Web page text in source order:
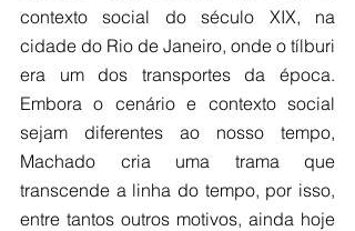
contexto social do século XIX, na
cidade do Rio de Janeiro, onde o tílburi
era um dos transportes da época.
Embora o cenário e contexto social
sejam diferentes ao nosso tempo,
Machado cria uma trama que
transcende a linha do tempo, por isso,
entre tantos outros motivos, ainda hoje